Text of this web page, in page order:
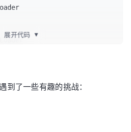
展开代码 ▼
到了一些有趣的挑战：